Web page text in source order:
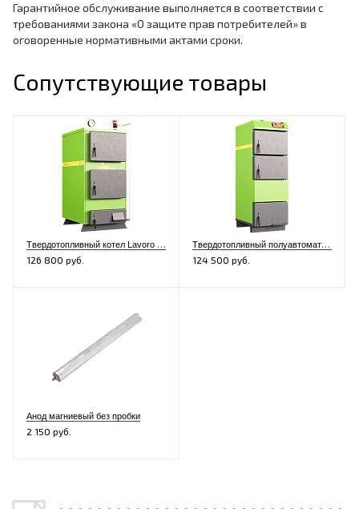
Гарантийное обслуживание выполняется в соответствии с
требованиями закона «О защите прав потребителей» в
оговоренные нормативными актами сроки.
Сопутствующие товары
Т
вердотопливный котел Lavoro K-32 с дожигом газа
126 800 руб.
Т
вердотопливный полуавтоматический котел Lavoro Eco L-32
124 500 руб.
Анод магниевый без пробки
2 150 руб.